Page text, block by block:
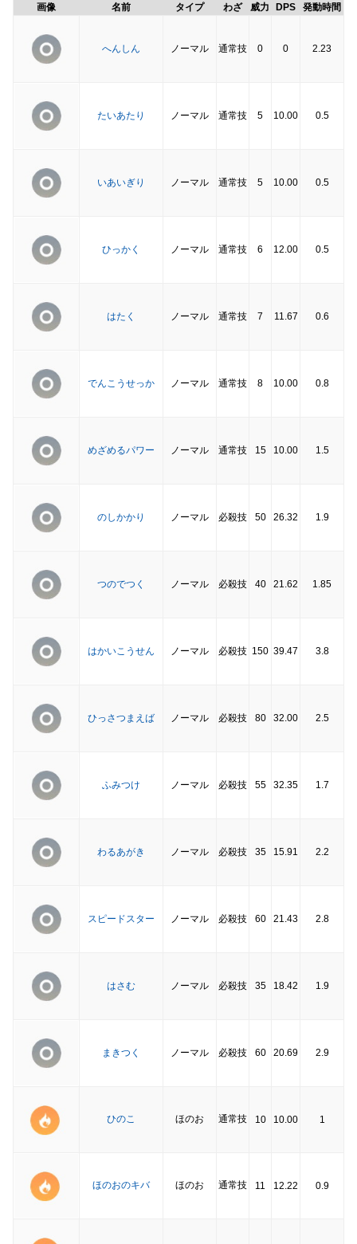
画像 名前 タイプ わざ 威力 DPS 発動時間
へんしん ノーマル 通常技 0 0 2.23
たいあたり ノーマル 通常技 5 10.00 0.5
いあいぎり ノーマル 通常技 5 10.00 0.5
ひっかく ノーマル 通常技 6 12.00 0.5
はたく ノーマル 通常技 7 11.67 0.6
でんこうせっか ノーマル 通常技 8 10.00 0.8
めざめるパワー ノーマル 通常技 15 10.00 1.5
のしかかり ノーマル 必殺技 50 26.32 1.9
つのでつく ノーマル 必殺技 40 21.62 1.85
はかいこうせん ノーマル 必殺技 150 39.47 3.8
ひっさつまえば ノーマル 必殺技 80 32.00 2.5
ふみつけ ノーマル 必殺技 55 32.35 1.7
わるあがき ノーマル 必殺技 35 15.91 2.2
スピードスター ノーマル 必殺技 60 21.43 2.8
はさむ ノーマル 必殺技 35 18.42 1.9
まきつく ノーマル 必殺技 60 20.69 2.9
ひのこ ほのお 通常技 10 10.00 1
ほのおのキバ ほのお 通常技 11 12.22 0.9